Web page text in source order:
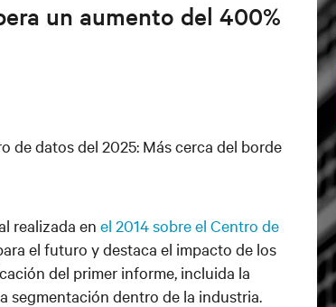
un aumento del 400%
de datos del 2025: Más cerca del borde
realizada en el 2014 sobre el Centro de
el futuro y destaca el impacto de los
del primer informe, incluida la
segmentación dentro de la industria.